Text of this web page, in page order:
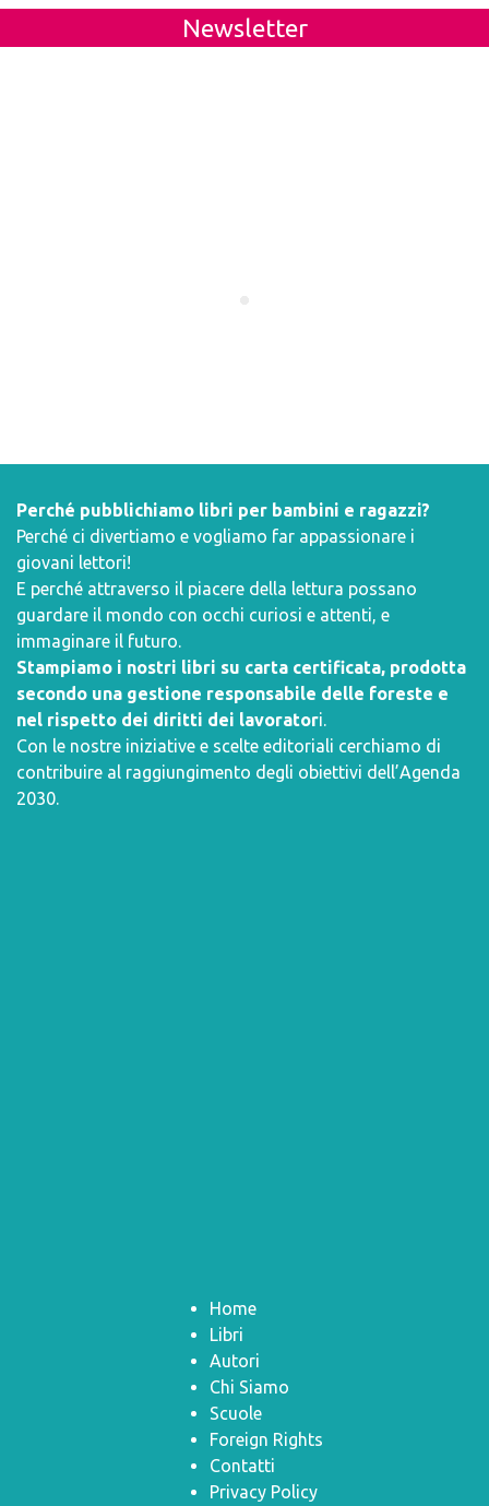
Newsletter
Perché pubblichiamo libri per bambini e ragazzi?
Perché ci divertiamo e vogliamo far appassionare i
giovani lettori!
E perché attraverso il piacere della lettura possano
guardare il mondo con occhi curiosi e attenti, e
immaginare il futuro.
Stampiamo i nostri libri su carta certificata, prodotta
secondo una gestione responsabile delle foreste e
nel rispetto dei diritti dei lavoratori.
Con le nostre iniziative e scelte editoriali cerchiamo di
contribuire al raggiungimento degli obiettivi dell’Agenda
2030.
Home
Libri
Autori
Chi Siamo
Scuole
Foreign Rights
Contatti
Privacy Policy